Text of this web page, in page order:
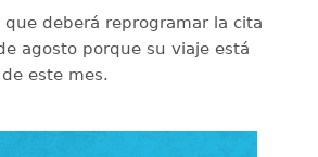
que deberá reprogramar la cita
agosto porque su viaje está
este mes.